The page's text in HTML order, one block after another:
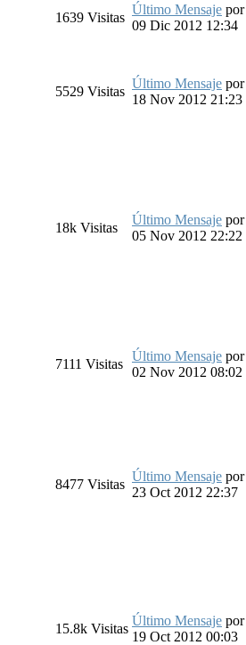
1639 Visitas
Último Mensaje por
09 Dic 2012 12:34
5529 Visitas
Último Mensaje por
18 Nov 2012 21:23
18k Visitas
Último Mensaje por
05 Nov 2012 22:22
7111 Visitas
Último Mensaje por
02 Nov 2012 08:02
8477 Visitas
Último Mensaje por
23 Oct 2012 22:37
15.8k Visitas
Último Mensaje por
19 Oct 2012 00:03